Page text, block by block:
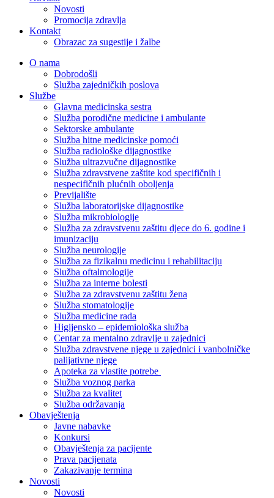
Novosti
Promocija zdravlja
Kontakt
Obrazac za sugestije i žalbe
O nama
Dobrodošli
Služba zajedničkih poslova
Službe
Glavna medicinska sestra
Služba porodične medicine i ambulante
Sektorske ambulante
Služba hitne medicinske pomoći
Služba radiološke dijagnostike
Služba ultrazvučne dijagnostike
Služba zdravstvene zaštite kod specifičnih i
nespecifičnih plućnih oboljenja
Previjalište
Služba laboratorijske dijagnostike
Služba mikrobiologije
Služba za zdravstvenu zaštitu djece do 6. godine i
imunizaciju
Služba neurologije
Služba za fizikalnu medicinu i rehabilitaciju
Služba oftalmologije
Služba za interne bolesti
Služba za zdravstvenu zaštitu žena
Služba stomatologije
Služba medicine rada
Higijensko – epidemiološka služba
Centar za mentalno zdravlje u zajednici
Služba zdravstvene njege u zajednici i vanbolničke
palijativne njege
Apoteka za vlastite potrebe
Služba voznog parka
Služba za kvalitet
Služba održavanja
Obavještenja
Javne nabavke
Konkursi
Obavještenja za pacijente
Prava pacijenata
Zakazivanje termina
Novosti
Novosti